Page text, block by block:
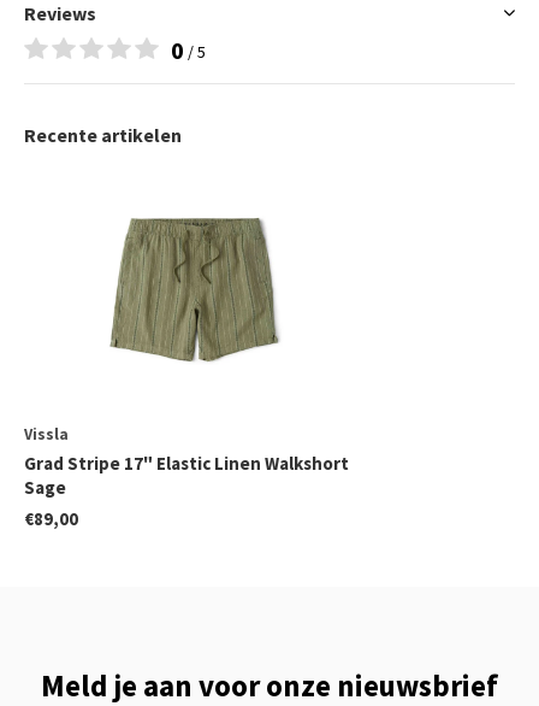
Reviews
0 / 5
Recente artikelen
Vissla
Grad Stripe 17" Elastic Linen Walkshort
Sage
€89,00
Meld je aan voor onze nieuwsbrief